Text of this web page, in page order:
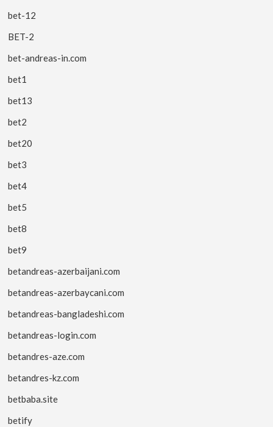
bet-12
BET-2
bet-andreas-in.com
bet1
bet13
bet2
bet20
bet3
bet4
bet5
bet8
bet9
betandreas-azerbaijani.com
betandreas-azerbaycani.com
betandreas-bangladeshi.com
betandreas-login.com
betandres-aze.com
betandres-kz.com
betbaba.site
betify